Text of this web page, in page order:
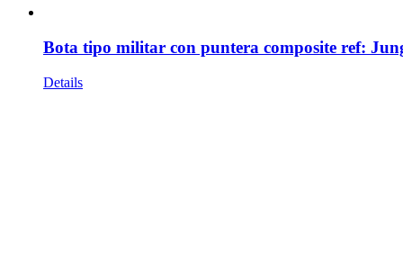
Bota tipo militar con puntera composite ref:
Details